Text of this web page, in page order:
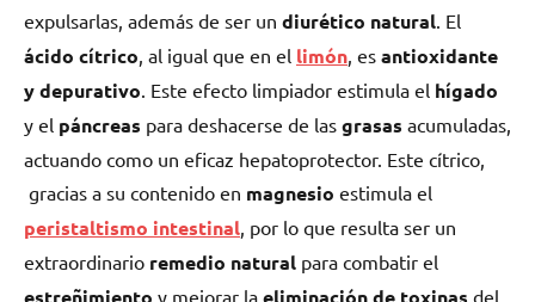
expulsarlas, además de ser un diurético natural . El
ácido cítrico , al igual que en el limón , es antioxidante
y depurativo . Este efecto limpiador estimula el hígado
y el páncreas para deshacerse de las grasas acumuladas,
actuando como un eficaz hepatoprotector. Este cítrico,
gracias a su contenido en magnesio estimula el
peristaltismo intestinal , por lo que resulta ser un
extraordinario remedio natural para combatir el
estreñimiento y mejorar la eliminación de toxinas del